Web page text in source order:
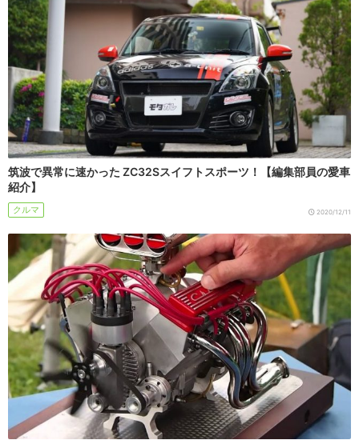
筑波で異常に速かった ZC32Sスイフトスポーツ！【編集部員の愛車
紹介】
クルマ 2020/12/11